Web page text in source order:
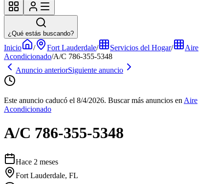
¿Qué estás buscando?
Inicio / Fort Lauderdale/ Servicios del Hogar/
Aire
Acondicionado/A/C 786-355-5348
Anuncio anteriorSiguiente anuncio
Este anuncio caducó el 8/4/2026. Buscar más anuncios en Aire
Acondicionado
A/C 786-355-5348
Hace 2 meses
Fort Lauderdale, FL